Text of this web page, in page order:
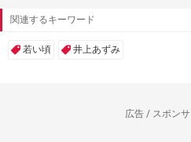
関連するキーワード
若い頃 井上あずみ
広告 / スポン